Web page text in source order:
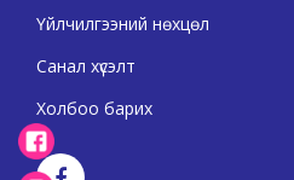
Үйлчилгээний нөхцөл
Санал хүсэлт
Холбоо барих